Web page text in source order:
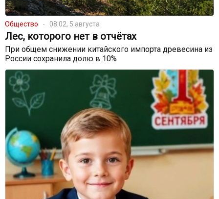
Общество 08:02, 5 августа
Лес, которого нет в отчётах
При общем снижении китайского импорта древесина из
России сохранила долю в 10%